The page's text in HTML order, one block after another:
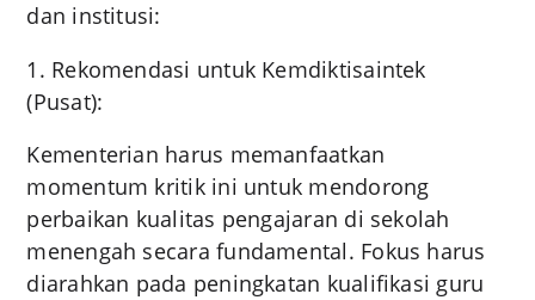
dan institusi:
1. Rekomendasi untuk Kemdiktisaintek
(Pusat):
Kementerian harus memanfaatkan
momentum kritik ini untuk mendorong
perbaikan kualitas pengajaran di sekolah
menengah secara fundamental. Fokus harus
diarahkan pada peningkatan kualifikasi guru